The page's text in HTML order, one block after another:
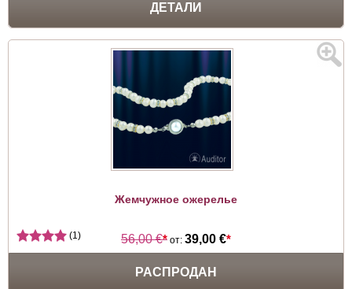
ДЕТАЛИ
Жемчужное ожерелье
56,00 €* от: 39,00 €*
(1)
РАСПРОДАН